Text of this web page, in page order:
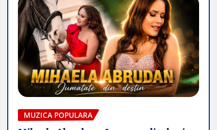
MUZICA POPULARA